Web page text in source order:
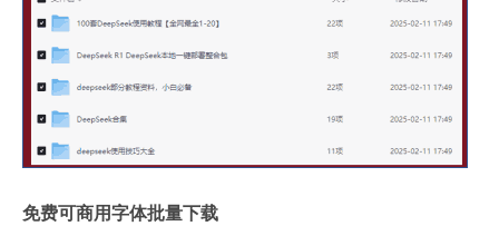
免费可商用字体批量下载